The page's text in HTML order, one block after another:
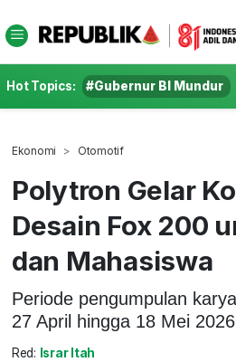
Hot Topics: #Gubernur BI Mundur
Ekonomi Otomotif
Polytron Gelar
Desain Fox 200
dan Mahasiswa
Periode pengumpulan
27 April hingga 18 Mei
Red: Israr Itah